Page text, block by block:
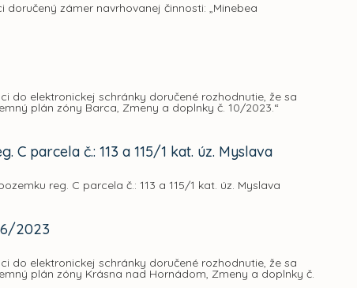
zámer navrhovanej činnosti: „Minebea
do elektronickej schránky doručené rozhodnutie, že sa
plán zóny Barca, Zmeny a doplnky č. 10/2023.“
parcela č.: 113 a 115/1 kat. úz. Myslava
reg. C parcela č.: 113 a 115/1 kat. úz. Myslava
2023
do elektronickej schránky doručené rozhodnutie, že sa
plán zóny Krásna nad Hornádom, Zmeny a doplnky č.